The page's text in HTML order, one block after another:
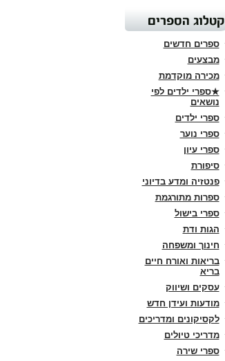
קטלוג הספרים
ספרים חדשים
מבצעים
מכירה מוקדמת
★ספרי ילדים לפי
נושאים
ספרי ילדים
ספרי נוער
ספרי עיון
סיפורת
פנטזיה ומדע בדיוני
ספרות מתורגמת
ספרי בישול
הגות ודת
חינוך ומשפחה
בריאות ואורח חיים
בריא
עסקים ושיווק
מודעות ועידן חדש
לקסיקונים ומדריכים
מדריכי טיולים
ספרי שירה